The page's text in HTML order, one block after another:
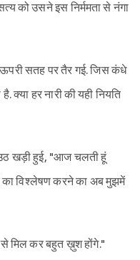
को उसने इस निर्ममता से नंगा
सतह पर तैर गई. जिस कंधे
क्या हर नारी की यही नियति
उठ खड़ी हुई, "आज चलती हूं
का विश्लेषण करने का अब मुझमें
मिल कर बहुत ख़ुश होंगे."